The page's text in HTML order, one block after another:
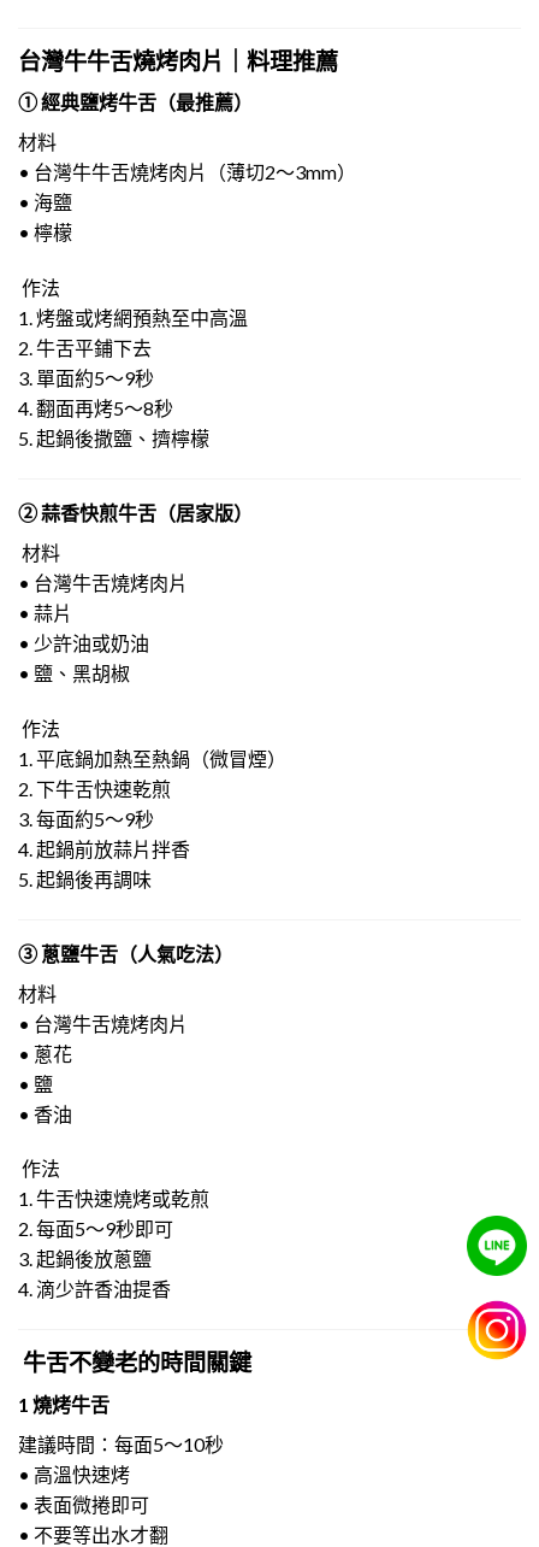
台灣牛牛舌燒烤肉片｜料理推薦
① 經典鹽烤牛舌（最推薦）
材料
• 台灣牛牛舌燒烤肉片（薄切2～3mm）
• 海鹽
• 檸檬
作法
1. 烤盤或烤網預熱至中高溫
2. 牛舌平鋪下去
3. 單面約5～9秒
4. 翻面再烤5～8秒
5. 起鍋後撒鹽、擠檸檬
② 蒜香快煎牛舌（居家版）
材料
• 台灣牛舌燒烤肉片
• 蒜片
• 少許油或奶油
• 鹽、黑胡椒
作法
1. 平底鍋加熱至熱鍋（微冒煙）
2. 下牛舌快速乾煎
3. 每面約5～9秒
4. 起鍋前放蒜片拌香
5. 起鍋後再調味
③ 蔥鹽牛舌（人氣吃法）
材料
• 台灣牛舌燒烤肉片
• 蔥花
• 鹽
• 香油
作法
1. 牛舌快速燒烤或乾煎
2. 每面5～9秒即可
3. 起鍋後放蔥鹽
4. 滴少許香油提香
牛舌不變老的時間關鍵
1 燒烤牛舌
建議時間：每面5～10秒
• 高溫快速烤
• 表面微捲即可
• 不要等出水才翻